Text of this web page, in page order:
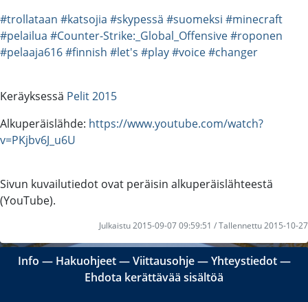
#trollataan #katsojia #skypessä #suomeksi #minecraft
#pelailua #Counter-Strike:_Global_Offensive#roponen
#pelaaja616#finnish #let's #play#voice#changer
Keräyksessä Pelit 2015
Alkuperäislähde: https://www.youtube.com/watch?
v=PKjbv6J_u6U
Sivun kuvailutiedot ovat peräisin alkuperäislähteestä
(YouTube).
Julkaistu 2015-09-07 09:59:51 / Tallennettu 2015-10-27
Info ― Hakuohjeet―Viittausohje―Yhteystiedot―
Ehdota kerättävää sisältöä